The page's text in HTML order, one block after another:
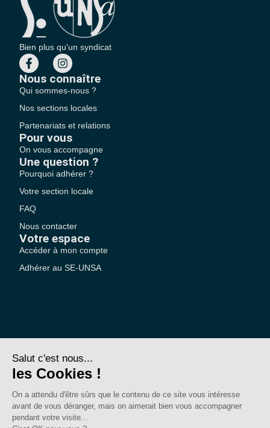
Bien plus qu'un syndicat
Nous connaître
Qui sommes-nous ?
Nos sections locales
Partenariats et relations
Pour vous
On vous accompagne
Une question ?
Pourquoi adhérer ?
Votre section locale
FAQ
Nous contacter
Votre espace
Accéder à mon compte
Adhérer au SE-UNSA
SE-Unsa est un syndicat de l’UNSA